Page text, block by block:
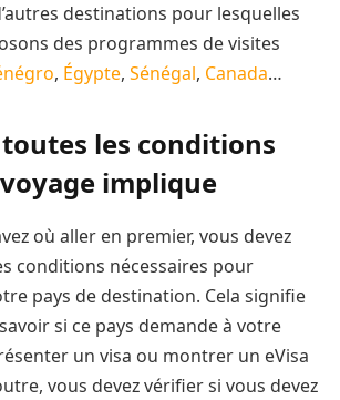
destinations pour lesquelles
des programmes de visites
, Égypte, Sénégal, Canada…
les conditions
implique
où aller en premier, vous devez
conditions nécessaires pour
pays de destination. Cela signifie
si ce pays demande à votre
un visa ou montrer un eVisa
vous devez vérifier si vous devez